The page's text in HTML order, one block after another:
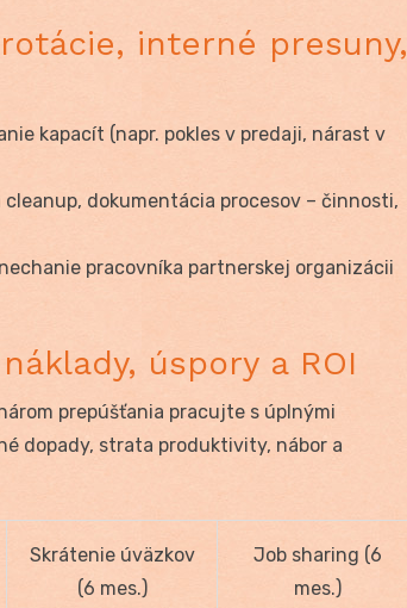
interné presuny,
kapacít (napr. pokles v predaji, nárast v
dokumentácia procesov – činnosti,
pracovníka partnerskej organizácii
úspory a ROI
prepúšťania pracujte s úplnými
dopady, strata produktivity, nábor a
Skrátenie úväzkov
(6 mes.)
Job sharing (6
mes.)